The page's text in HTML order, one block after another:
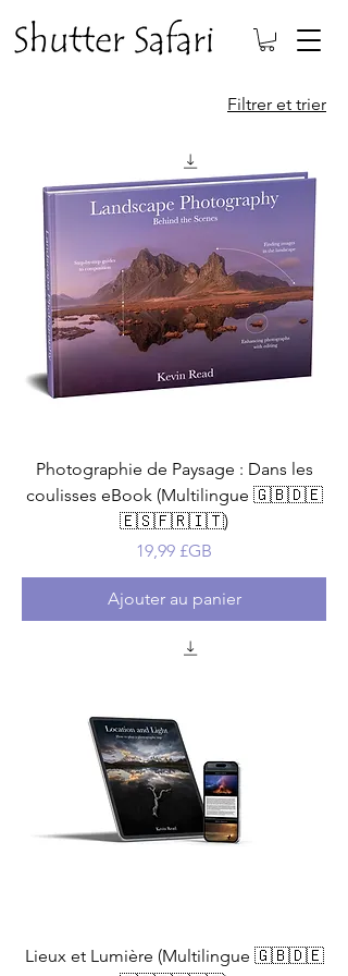
Filtrer et trier
Photographie de Paysage : Dans les
coulisses eBook (Multilingue 🇬🇧🇩🇪
🇪🇸🇫🇷🇮🇹)
Prix
19,99 £GB
Ajouter au panier
Lieux et Lumière (Multilingue 🇬🇧🇩🇪